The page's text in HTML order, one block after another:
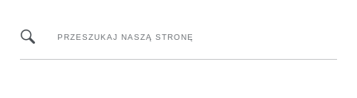
PRZESZUKAJ NASZĄ STRONĘ